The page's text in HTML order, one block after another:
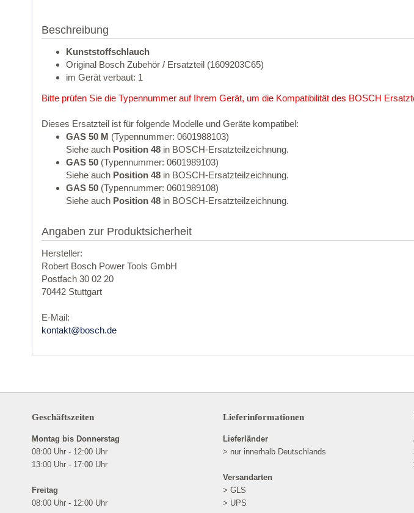
Beschreibung
Kunststoffschlauch
Original Bosch Zubehör / Ersatzteil (1609203C65)
im Gerät verbaut: 1
Bitte prüfen Sie die Typennummer auf Ihrem Gerät, um die Kompatibilität des BOSCH
Dieses Ersatzteil ist für folgende Modelle und Geräte kompatibel:
GAS 50 M (Typennummer: 0601988103)
Siehe auch Position 48 in BOSCH-Ersatzteilzeichnung.
GAS 50 (Typennummer: 0601989103)
Siehe auch Position 48 in BOSCH-Ersatzteilzeichnung.
GAS 50 (Typennummer: 0601989108)
Siehe auch Position 48 in BOSCH-Ersatzteilzeichnung.
Angaben zur Produktsicherheit
Hersteller:
Robert Bosch Power Tools GmbH
Postfach 30 02 20
70442 Stuttgart
E-Mail:
kontakt@bosch.de
Geschäftszeiten
Montag bis Donnerstag
08:00 Uhr - 12:00 Uhr
13:00 Uhr - 17:00 Uhr
Freitag
08:00 Uhr - 12:00 Uhr
Lieferinformationen
Lieferländer
> nur innerhalb Deutschlands
Versandarten
> GLS
> UPS